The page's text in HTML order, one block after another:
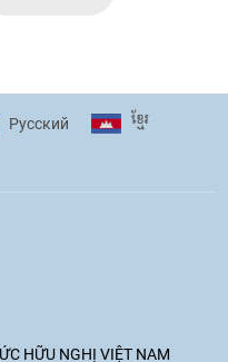
Pусский ខ្មែរ
HỮU NGHỊ VIỆT NAM